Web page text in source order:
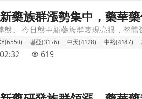
注文章頁
藥族群漲勢集中，藥華
基亞(3176) 中天(4128) 中裕(4147)
619
資金回流生技題材文章頁